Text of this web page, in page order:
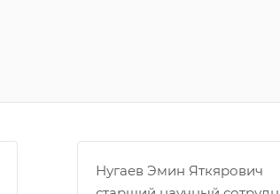
Нугаев Эмин Яткярович